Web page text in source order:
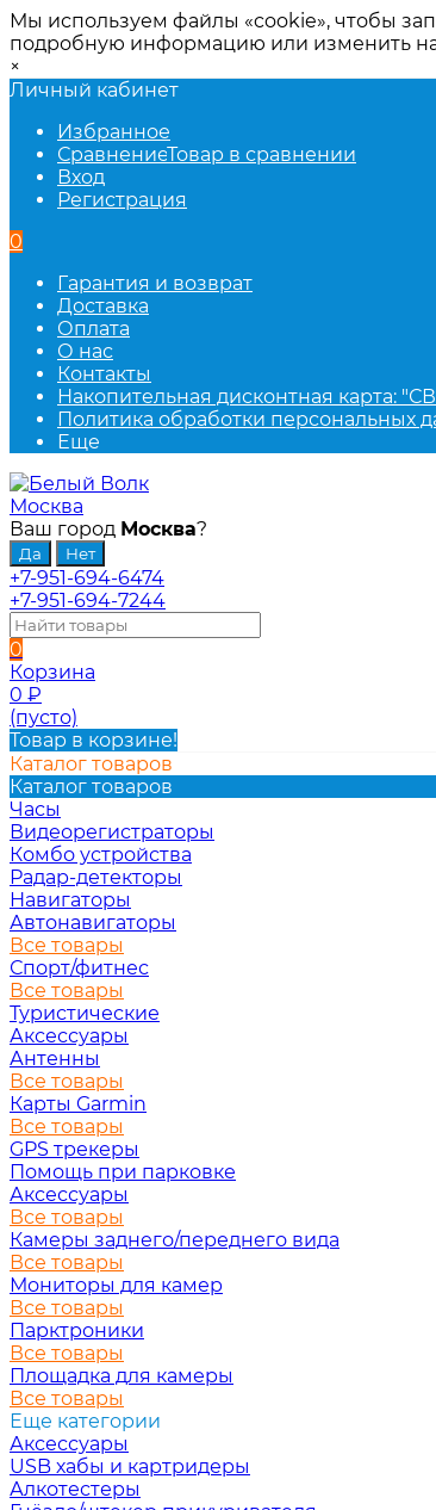
Мы используем файлы «cookie», чтобы
подробную информацию или изменить
×
Личный кабинет
Избранное
СравнениеТовар в сравнении
Вход
Регистрация
0
Гарантия и возврат
Доставка
Оплата
О нас
Контакты
Накопительная дисконтная карта:
Политика обработки персональных
Еще
Москва
Ваш город Москва?
+7-951-694-6474
+7-951-694-7244
0
Корзина
0 ₽
(пусто)
Товар в корзине!
Каталог товаров
Каталог товаров
Часы
Видеорегистраторы
Комбо устройства
Радар-детекторы
Навигаторы
Автонавигаторы
Все товары
Спорт/фитнес
Все товары
Туристические
Аксессуары
Антенны
Все товары
Карты Garmin
Все товары
GPS трекеры
Помощь при парковке
Аксессуары
Все товары
Камеры заднего/переднего вида
Все товары
Мониторы для камер
Все товары
Парктроники
Все товары
Площадка для камеры
Все товары
Еще категории
Аксессуары
USB хабы и картридеры
Алкотестеры